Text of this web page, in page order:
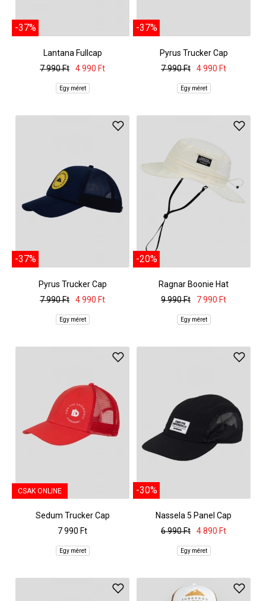
-37%
Lantana Fullcap
7 990 Ft
4 990 Ft
Egy méret
-37%
Pyrus Trucker Cap
7 990 Ft
4 990 Ft
Egy méret
-37%
Pyrus Trucker Cap
7 990 Ft
4 990 Ft
Egy méret
-20%
Ragnar Boonie Hat
9 990 Ft
7 990 Ft
Egy méret
CSAK ONLINE
Sedum Trucker Cap
7 990 Ft
Egy méret
-30%
Nassela 5 Panel Cap
6 990 Ft
4 890 Ft
Egy méret